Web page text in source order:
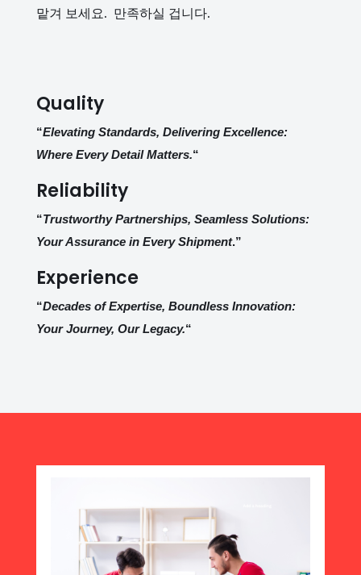
맡겨 보세요. 만족하실 겁니다.
Quality
“Elevating Standards, Delivering Excellence:
Where Every Detail Matters.“
Reliability
“Trustworthy Partnerships, Seamless Solutions:
Your Assurance in Every Shipment.”
Experience
“Decades of Expertise, Boundless Innovation:
Your Journey, Our Legacy.“